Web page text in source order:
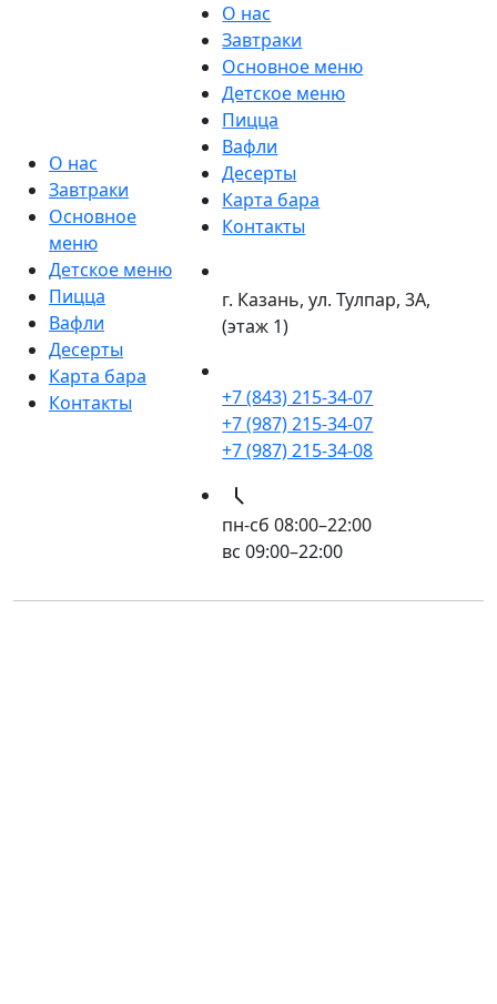
О нас
Завтраки
Основное
меню
Детское меню
Пицца
Вафли
Десерты
Карта бара
Контакты
О нас
Завтраки
Основное меню
Детское меню
Пицца
Вафли
Десерты
Карта бара
Контакты
г. Казань, ул. Тулпар, 3А,
(этаж 1)
+7 (843) 215-34-07
+7 (987) 215-34-07
+7 (987) 215-34-08
пн-сб 08:00–22:00
вс 09:00–22:00